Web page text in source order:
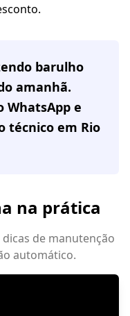
barulho
amanhã.
WhatsApp e
técnico em Rio
na prática
de manutenção
automático.